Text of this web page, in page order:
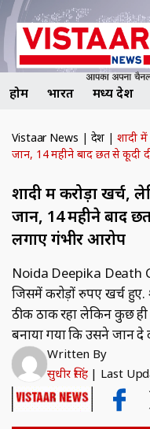
होम भारत मध्य प्रदेश
Vistaar News | देश | शादी
जान, 14 महीने बाद छत से कूदी
शादी में करोड़ों खर्च,
जान, 14 महीने बाद
लगाए गंभीर आरोप
Noida Deepika Death
जिसमें करोड़ों रुपए खर्च
ठीक ठाक रहा लेकिन कुछ ही
बनाया गया कि उसने जान दे
Written By
सुधीर सिंह| Last